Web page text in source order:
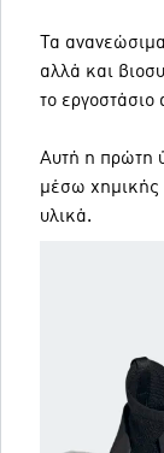
Τα
αλλά και
το εργοστάσιο
Αυτή η πρώτη
μέσω χημικής
υλικά.